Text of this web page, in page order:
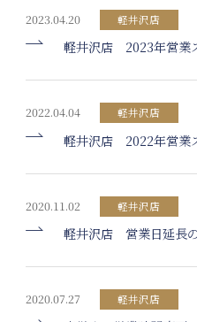
2023.04.20 軽井沢店
軽井沢店 2023年営業
2022.04.04 軽井沢店
軽井沢店 2022年営業
2020.11.02 軽井沢店
軽井沢店 営業日延長
2020.07.27 軽井沢店